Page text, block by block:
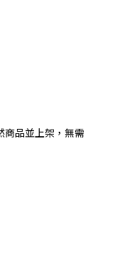
商品並上架，無需